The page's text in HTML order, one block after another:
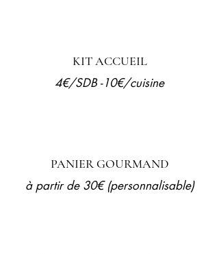
KIT ACCUEIL
4€/SDB -10€/cuisine
PANIER GOURMAND
à partir de 30€ (personnalisable)